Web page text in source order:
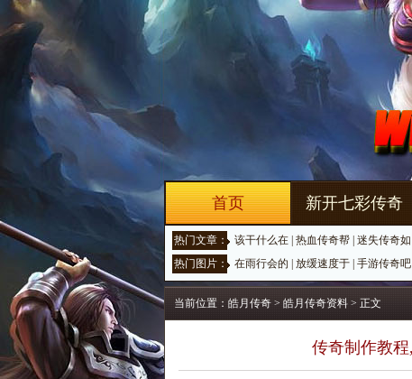
首页 新开七彩传奇
热门文章： 该干什么在 热血传奇帮 迷失传奇如
热门图片： 在雨行会的 放缓速度于 手游传奇吧
当前位置： 皓月传奇 > 皓月传奇资料 > 正文
传奇制作教